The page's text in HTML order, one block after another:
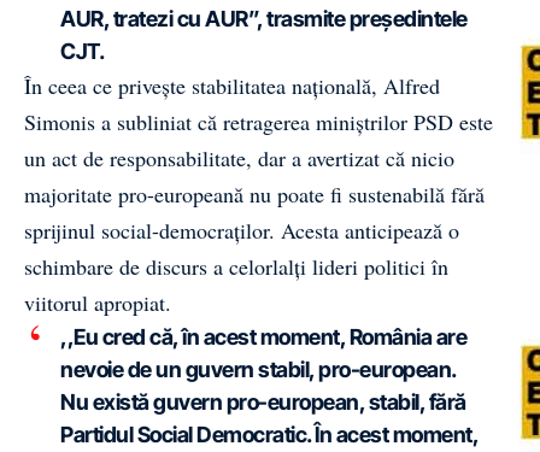
AUR, tratezi cu AUR”, trasmite președintele
CJT.
În ceea ce privește stabilitatea națională, Alfred
Simonis a subliniat că retragerea miniștrilor PSD este
un act de responsabilitate, dar a avertizat că nicio
majoritate pro-europeană nu poate fi sustenabilă fără
sprijinul social-democraților. Acesta anticipează o
schimbare de discurs a celorlalți lideri politici în
viitorul apropiat.
,,Eu cred că, în acest moment, România are
nevoie de un guvern stabil, pro-european.
Nu există guvern pro-european, stabil, fără
Partidul Social Democratic. În acest moment,